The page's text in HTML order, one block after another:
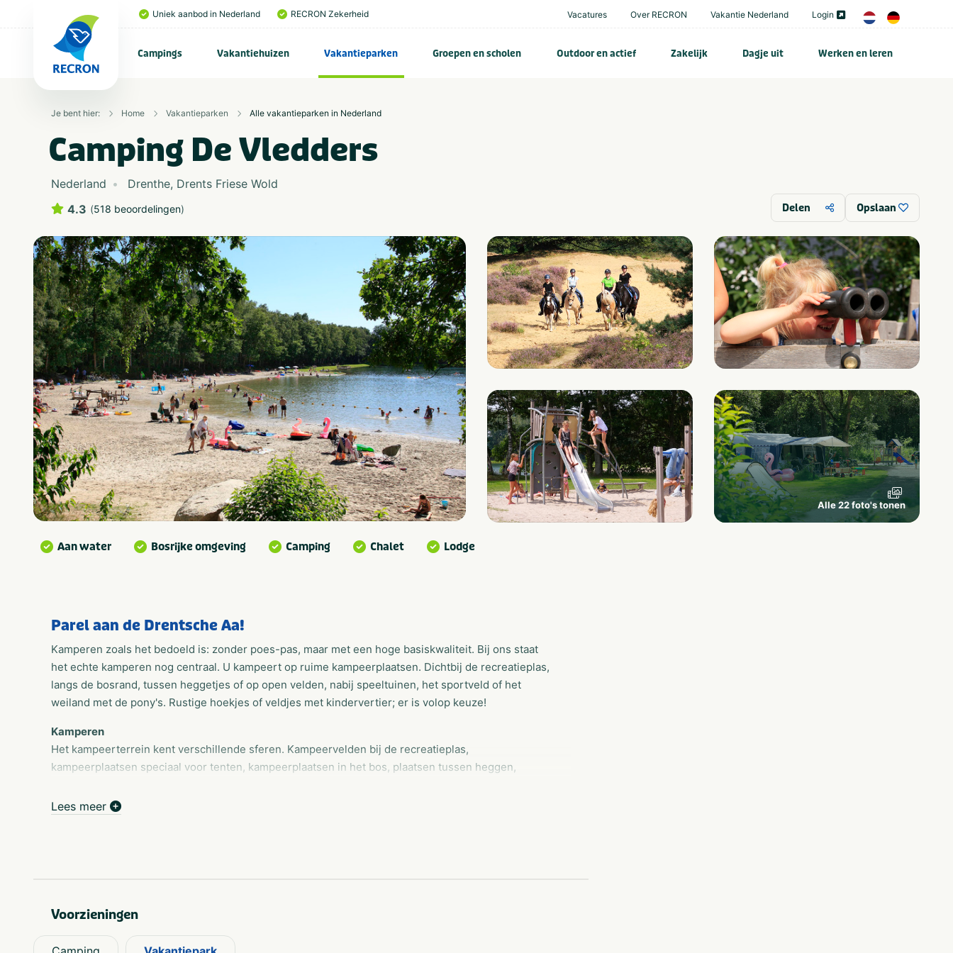
Uniek aanbod in Nederland RECRON Zekerheid Vacatures Over RECRON Vakantie Nederland Login
Campings Vakantiehuizen Vakantieparken Groepen en scholen Outdoor en actief Zakelijk Dagje uit Werken en leren
Je bent hier: Home Vakantieparken Alle vakantieparken in Nederland
Camping De Vledders
Nederland Drenthe, Drents Friese Wold
4.3 (518 beoordelingen) Delen Opslaan
Alle 22 foto's tonen
Aan water Bosrijke omgeving Camping Chalet Lodge
Parel aan de Drentsche Aa!
Kamperen zoals het bedoeld is: zonder poes-pas, maar met een hoge basiskwaliteit. Bij ons staat
het echte kamperen nog centraal. U kampeert op ruime kampeerplaatsen. Dichtbij de recreatieplas,
langs de bosrand, tussen heggetjes of op open velden, nabij speeltuinen, het sportveld of het
weiland met de pony's. Rustige hoekjes of veldjes met kindervertier; er is volop keuze!
Kamperen
Het kampeerterrein kent verschillende sferen. Kampeervelden bij de recreatieplas,
kampeerplaatsen speciaal voor tenten, kampeerplaatsen in het bos, plaatsen tussen heggen,
boeking proberen we daar maximaal invulling aan te geven. De verdeling van de kampeervelden
De grote recreatieplas (ca. 30.000 m2) met zandstrand is een absolute topper! Kinderen beleven
Lees meer
Voorzieningen